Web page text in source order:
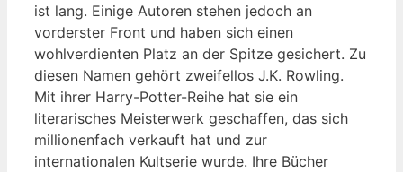
ist lang. Einige Autoren stehen jedoch an
vorderster Front und haben sich einen
wohlverdienten Platz an der Spitze gesichert. Zu
diesen Namen gehört zweifellos J.K. Rowling.
Mit ihrer Harry-Potter-Reihe hat sie ein
literarisches Meisterwerk geschaffen, das sich
millionenfach verkauft hat und zur
internationalen Kultserie wurde. Ihre Bücher